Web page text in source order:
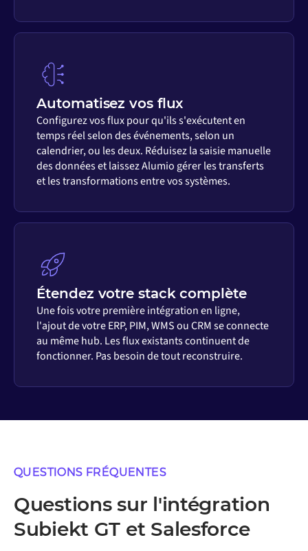
Automatisez vos flux
Configurez vos flux pour qu'ils s'exécutent en
temps réel selon des événements, selon un
calendrier, ou les deux. Réduisez la saisie manuelle
des données et laissez Alumio gérer les transferts
et les transformations entre vos systèmes.
Étendez votre stack complète
Une fois votre première intégration en ligne,
l'ajout de votre ERP, PIM, WMS ou CRM se connecte
au même hub. Les flux existants continuent de
fonctionner. Pas besoin de tout reconstruire.
QUESTIONS FRÉQUENTES
Questions sur l'intégration
Subiekt GT et Salesforce